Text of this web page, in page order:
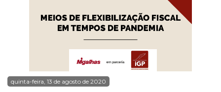
quinta-feira, 13 de agosto de 2020